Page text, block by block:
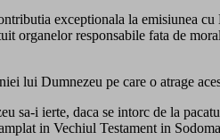
exceptionala la emisiunea
responsabile fata de
lui Dumnezeu pe care o atrage
i ierte, daca se intorc de la
in Vechiul Testament in